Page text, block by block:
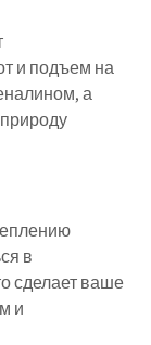
и подъем на
а
в
сделает ваше
и